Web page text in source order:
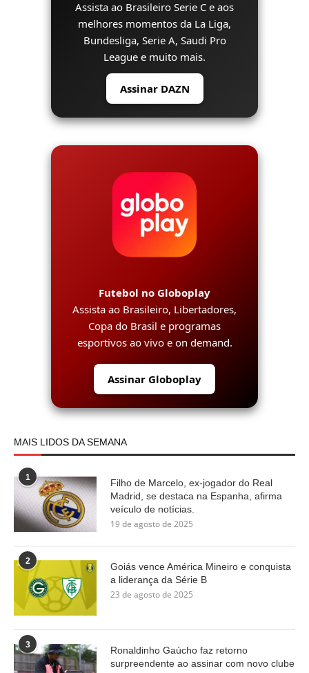
Assista ao Brasileiro Serie C e aos
melhores momentos da La Liga,
Bundesliga, Serie A, Saudi Pro
League e muito mais.
Assinar DAZN
Futebol no Globoplay
Assista ao Brasileiro, Libertadores,
Copa do Brasil e programas
esportivos ao vivo e on demand.
Assinar Globoplay
MAIS LIDOS DA SEMANA
1
Filho de Marcelo, ex-jogador do Real
Madrid, se destaca na Espanha, afirma
veículo de notícias.
19 de agosto de 2025
2
Goiás vence América Mineiro e conquista
a liderança da Série B
23 de agosto de 2025
3
Ronaldinho Gaúcho faz retorno
surpreendente ao assinar com novo clube